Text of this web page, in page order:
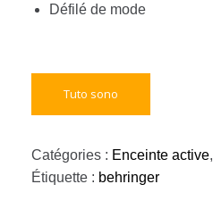
Défilé de mode
Tuto sono
Catégories : Enceinte active,
Étiquette : behringer